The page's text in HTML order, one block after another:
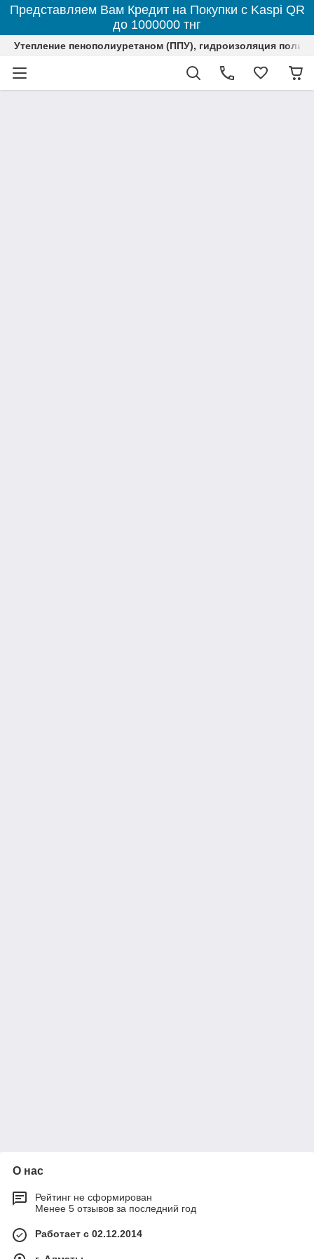
Представляем Вам Кредит на Покупки с Kaspi QR
до 1000000 тнг
Утепление пенополиуретаном (ППУ), гидроизоляция
О нас
Рейтинг не сформирован
Менее 5 отзывов за последний год
Работает с 02.12.2014